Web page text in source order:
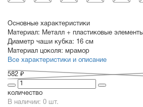
Основные характеристики
Материал: Металл + пластиковые элементы
Диаметр чаши кубка: 16 см
Материал цоколя: мрамор
Все характеристики и описание
582 ₽
количество
В наличии: 0 шт.